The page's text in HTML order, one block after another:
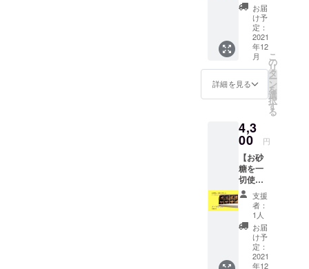
の製法
で乾燥
させま
した。
食べた
ことの
生食
感！ 砂
着色料
も不使
用。 ま
ずは少
し試し
てみた
い！と
いう方
へ少量
のサン
プルが
できま
した。
酸っぱ
さが人
気の
ハーブ
ティー
です。
ハイビ
スカス
味に加
え、
アップ
ルのフ
ルー
ティー
な味わ
いとス
テビア
の甘さ
が心と
体に元
気や優
のお手
ボス
ティー
をベー
スにザ
クロ
シー
ウイな
どの砂
糖を
使って
いない
ドライ
フルー
ツに、
野草(桑
の葉・
スギ
ナ・ド
クダ
合わせ
300g 】
送料・
消費税
込み ・
お届け
予定12
月下
旬 ・
賞味期
届け
後、約
10ヶ月
●セット
内容 ・
フレッ
シュド
ライフ
ルーツ
詰め合
わせ
300g
オリジ
お届
け予
定：
2021
年12
月
詳細を見る
こ
の
リ
タ
ー
ン
を
選
択
す
る
4,3
00 円
【お砂
糖を一
切使わ
ない
デーツ
チョ
コ 8個
入り】
税込・
送料込
支援
者：
1人
お届
け予
定：
2021
年12